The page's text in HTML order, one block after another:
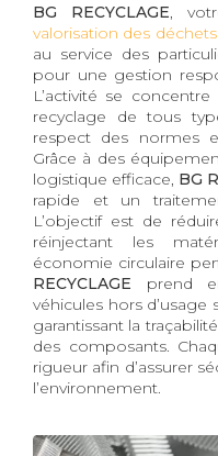
BG RECYCLAGE,
valorisation des
au service des
pour une gestion
L’activité se
recyclage de tous
respect des normes
Grâce à des
logistique efficace, BG
rapide et un
L’objectif est de
réinjectant les
économie circulaire
RECYCLAGE prend
véhicules hors
garantissant la
des composants.
rigueur afin d’assurer
l’environnement.